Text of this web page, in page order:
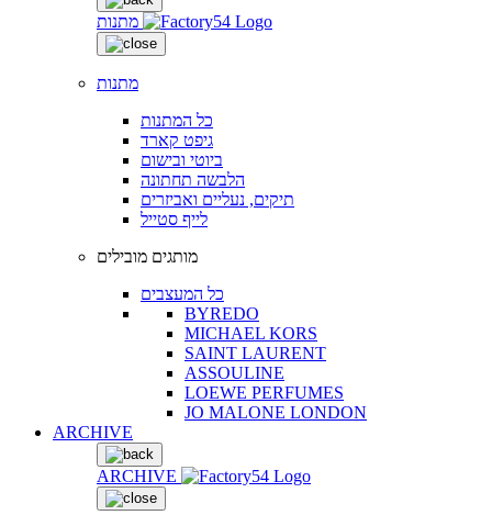
מתנות
מתנות
כל המתנות
גיפט קארד
ביוטי ובישום
הלבשה תחתונה
תיקים, נעליים ואביזרים
לייף סטייל
מותגים מובילים
כל המעצבים
BYREDO
MICHAEL KORS
SAINT LAURENT
ASSOULINE
LOEWE PERFUMES
JO MALONE LONDON
ARCHIVE
ARCHIVE